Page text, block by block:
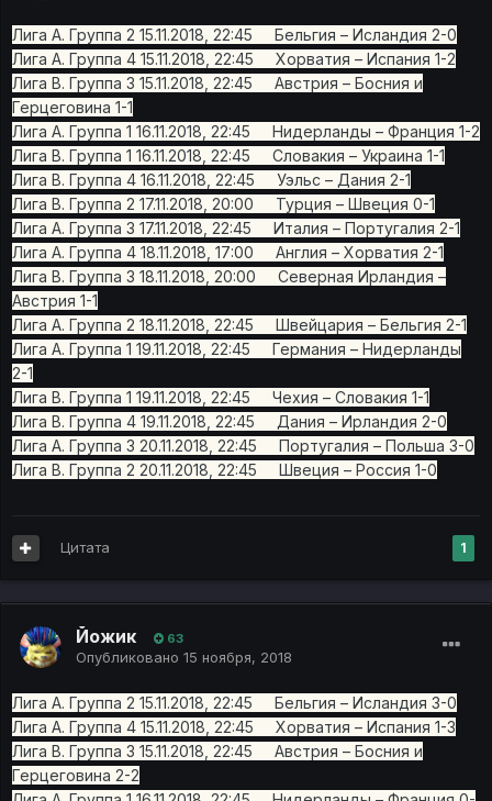
Лига A. Группа 2 15.11.2018, 22:45 Бельгия – Исландия 2-0
Лига A. Группа 4 15.11.2018, 22:45 Хорватия – Испания 1-2
Лига B. Группа 3 15.11.2018, 22:45 Австрия – Босния и
Герцеговина 1-1
Лига A. Группа 1 16.11.2018, 22:45 Нидерланды – Франция 1-2
Лига B. Группа 1 16.11.2018, 22:45 Словакия – Украина 1-1
Лига B. Группа 4 16.11.2018, 22:45 Уэльс – Дания 2-1
Лига B. Группа 2 17.11.2018, 20:00 Турция – Швеция 0-1
Лига A. Группа 3 17.11.2018, 22:45 Италия – Португалия 2-1
Лига A. Группа 4 18.11.2018, 17:00 Англия – Хорватия 2-1
Лига B. Группа 3 18.11.2018, 20:00 Северная Ирландия –
Австрия 1-1
Лига A. Группа 2 18.11.2018, 22:45 Швейцария – Бельгия 2-1
Лига A. Группа 1 19.11.2018, 22:45 Германия – Нидерланды
2-1
Лига B. Группа 1 19.11.2018, 22:45 Чехия – Словакия 1-1
Лига B. Группа 4 19.11.2018, 22:45 Дания – Ирландия 2-0
Лига A. Группа 3 20.11.2018, 22:45 Португалия – Польша 3-0
Лига B. Группа 2 20.11.2018, 22:45 Швеция – Россия 1-0
1
Цитата
Йожик 63
Опубликовано 15 ноября, 2018
Лига A. Группа 2 15.11.2018, 22:45 Бельгия – Исландия 3-0
Лига A. Группа 4 15.11.2018, 22:45 Хорватия – Испания 1-3
Лига B. Группа 3 15.11.2018, 22:45 Австрия – Босния и
Герцеговина 2-2